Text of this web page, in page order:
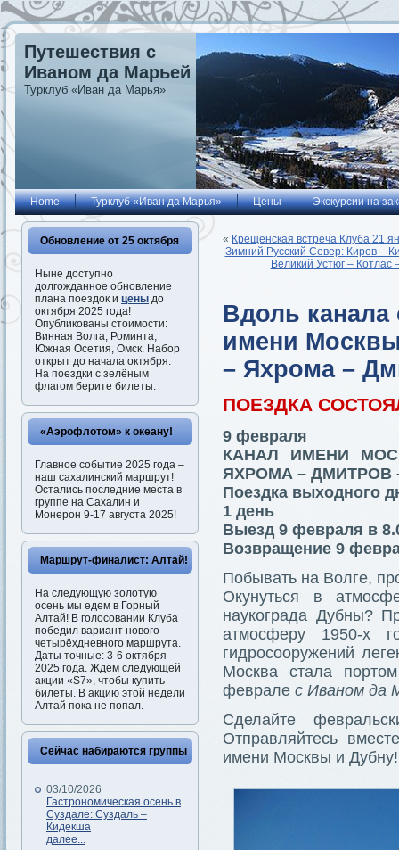
Путешествия с
Иваном да Марьей
Турклуб «Иван да Марья»
Home Турклуб «Иван да Марья» Цены Экскурсии на
Обновление от 25 октября
Ныне доступно
долгожданное обновление
плана поездок и цены до
октября 2025 года!
Опубликованы стоимости:
Винная Волга, Роминта,
Южная Осетия, Омск. Набор
открыт до начала октября.
На поездки с зелёным
флагом берите билеты.
«Аэрофлотом» к океану!
Главное событие 2025 года –
наш сахалинский маршрут!
Остались последние места в
группе на Сахалин и
Монерон 9-17 августа 2025!
Маршрут-финалист: Алтай!
На следующую золотую
осень мы едем в Горный
Алтай! В голосовании Клуба
победил вариант нового
четырёхдневного маршрута.
Даты точные: 3-6 октября
2025 года. Ждём следующей
акции «S7», чтобы купить
билеты. В акцию этой недели
Алтай пока не попал.
Сейчас набираются группы
03/10/2026
Гастрономическая осень в
Суздале: Суздаль –
Кидекша
далее...
« Крещенская встреча Клуба 21
Зимний Русский Север: Киров –
Великий Устюг –
Вдоль канала
имени
– Яхрома –
ПОЕЗДКА
9 февраля
КАНАЛ ИМЕНИ
ЯХРОМА – ДМИТРОВ
Поездка выходного
1 день
Выезд 9 февраля в
Возвращение 9
Побывать на Волге,
Окунуться в
наукограда Дубны?
атмосферу 1950-х
гидросооружений
Москва стала
феврале с Иваном да
Сделайте
Отправляйтесь
имени Москвы и